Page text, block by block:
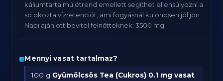
káliumtartalmú étrend emellett segíthet ellensúlyozni a
só okozta vízretenciót, ami fogyásnál különösen jól jön.
Napi ajánlott bevitel felnőtteknek: 3500 mg.
Mennyi vasat tartalmaz?
100 g Gyümölcsös Tea (Cukros) 0.1 mg vasat